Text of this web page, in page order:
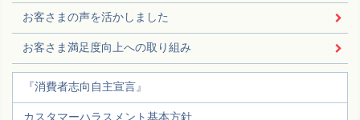
お客さまの声を活かしました
お客さま満足度向上への取り組み
『消費者志向自主宣言』
カスタマーハラスメント基本方針